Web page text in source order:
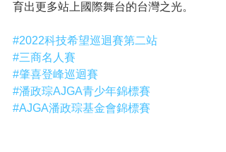
育出更多站上國際舞台的台灣之光。
#2022科技希望巡迴賽第二站
#三商名人賽
#肇喜登峰巡迴賽
#潘政琮AJGA青少年錦標賽
#AJGA潘政琮基金會錦標賽